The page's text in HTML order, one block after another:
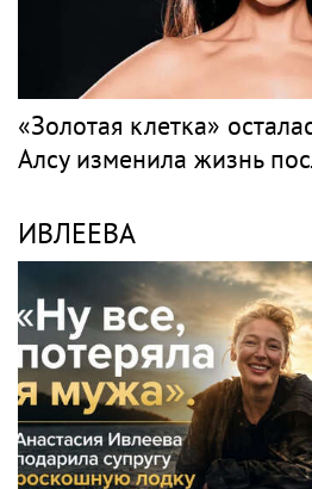
«Золотая клетка»
Алсу изменила жизнь
ИВЛЕЕВА